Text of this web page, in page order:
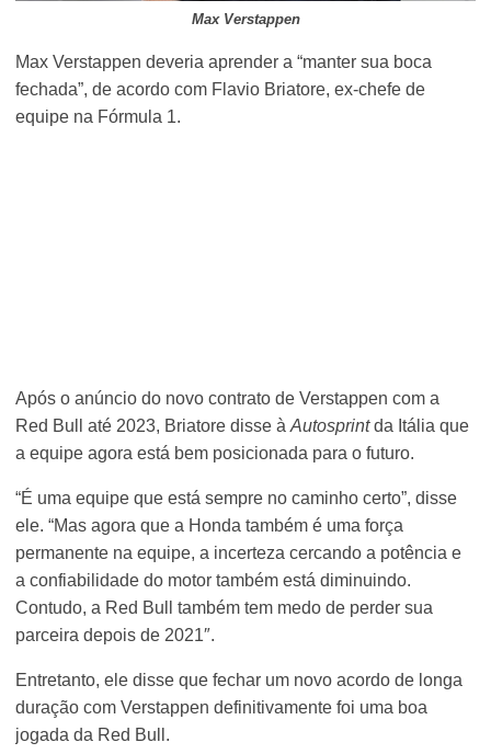
Max Verstappen
Max Verstappen deveria aprender a “manter sua boca
fechada”, de acordo com Flavio Briatore, ex-chefe de
equipe na Fórmula 1.
Após o anúncio do novo contrato de Verstappen com a
Red Bull até 2023, Briatore disse àAutosprintda Itália que
a equipe agora está bem posicionada para o futuro.
“É uma equipe que está sempre no caminho certo”, disse
ele. “Mas agora que a Honda também é uma força
permanente na equipe, a incerteza cercando a potência e
a confiabilidade do motor também está diminuindo.
Contudo, a Red Bull também tem medo de perder sua
parceira depois de 2021″.
Entretanto, ele disse que fechar um novo acordo de longa
duração com Verstappen definitivamente foi uma boa
jogada da Red Bull.